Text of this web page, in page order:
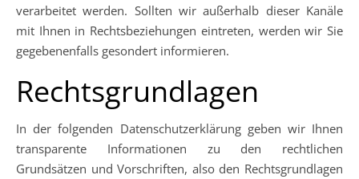
verarbeitet werden. Sollten wir außerhalb dieser Kanäle
mit Ihnen in Rechtsbeziehungen eintreten, werden wir Sie
gegebenenfalls gesondert informieren.
Rechtsgrundlagen
In der folgenden Datenschutzerklärung geben wir Ihnen
transparente Informationen zu den rechtlichen
Grundsätzen und Vorschriften, also den Rechtsgrundlagen